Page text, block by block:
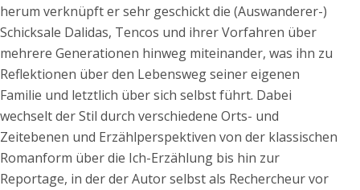
herum verknüpft er sehr geschickt die (Auswanderer-)
Schicksale Dalidas, Tencos und ihrer Vorfahren über
mehrere Generationen hinweg miteinander, was ihn zu
Reflektionen über den Lebensweg seiner eigenen
Familie und letztlich über sich selbst führt. Dabei
wechselt der Stil durch verschiedene Orts- und
Zeitebenen und Erzählperspektiven von der klassischen
Romanform über die Ich-Erzählung bis hin zur
Reportage, in der der Autor selbst als Rechercheur vor